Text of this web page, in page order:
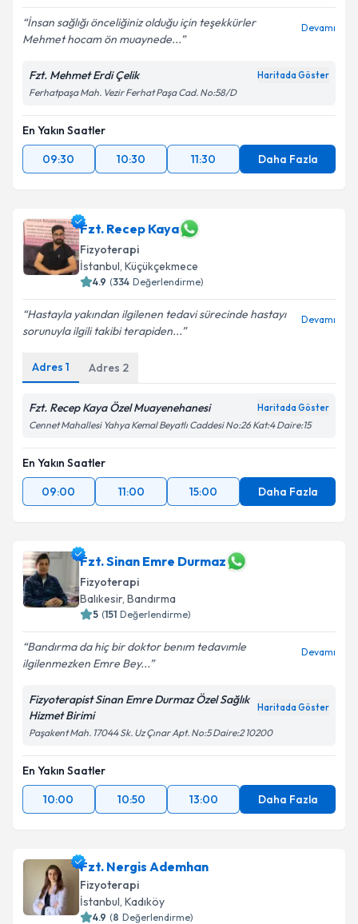
Kişisel verilerimin işlenmesine ilişkin
Aydınlatma
Metni 'ni okudum ve kişisel verilerimin belirtilen
kapsamda işlenmesini kabul ediyorum.
Takvim Talebini Gönder
İnsan sağlığı önceliğiniz olduğu için teşekkürler
Mehmet hocam ön muaynede...
Devamı
Fzt. Mehmet Erdi Çelik Haritada Göster
Ferhatpaşa Mah. Vezir Ferhat Paşa Cad. No:58/D
En Yakın Saatler
09:30
10:30 11:30 Daha Fazla
Fzt. Recep Kaya
Fizyoterapi
İstanbul, Küçükçekmece
4.9 (334 Değerlendirme)
Hastayla yakından ilgilenen tedavi sürecinde hastayı
sorunuyla ilgili takibi terapiden...
Devamı
Adres 1 Adres 2
Fzt. Recep Kaya Özel Muayenehanesi Haritada Göster
Cennet Mahallesi Yahya Kemal Beyatlı Caddesi No:26 Kat:4 Daire:15
En Yakın Saatler
09:00
11:00 15:00 Daha Fazla
Fzt. Sinan Emre Durmaz
Fizyoterapi
Balıkesir, Bandırma
5 (151 Değerlendirme)
Bandırma da hiç bir doktor benım tedavımle
ilgilenmezken Emre Bey...
Devamı
Fizyoterapist Sinan Emre Durmaz Özel Sağlık
Hizmet Birimi
Haritada Göster
Paşakent Mah. 17044 Sk. Uz Çınar Apt. No:5 Daire:2 10200
En Yakın Saatler
10:00
10:50 13:00 Daha Fazla
Fzt. Nergis Ademhan
Fizyoterapi
İstanbul, Kadıköy
4.9 (8 Değerlendirme)